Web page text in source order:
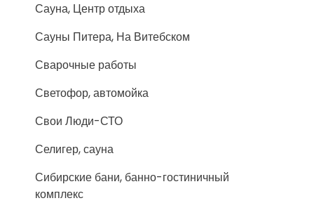
Сауна, Центр отдыха
Сауны Питера, На Витебском
Сварочные работы
Светофор, автомойка
Свои Люди-СТО
Селигер, сауна
Сибирские бани, банно-гостиничный
комплекс